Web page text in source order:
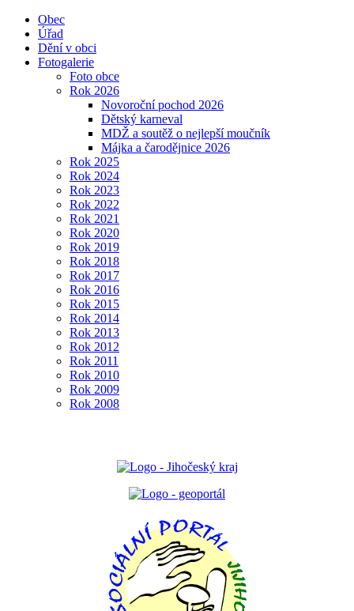
Obec
Úřad
Dění v obci
Fotogalerie
Foto obce
Rok 2026
Novoroční pochod 2026
Dětský karneval
MDŽ a soutěž o nejlepší moučník
Májka a čarodějnice 2026
Rok 2025
Rok 2024
Rok 2023
Rok 2022
Rok 2021
Rok 2020
Rok 2019
Rok 2018
Rok 2017
Rok 2016
Rok 2015
Rok 2014
Rok 2013
Rok 2012
Rok 2011
Rok 2010
Rok 2009
Rok 2008